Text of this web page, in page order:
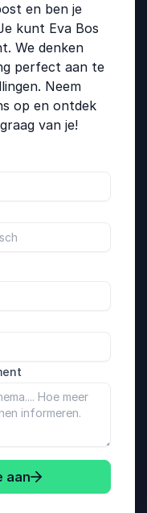
en ben je
kunt Eva Bos
We denken
perfect aan te
Neem
op en ontdek
van je!
aan